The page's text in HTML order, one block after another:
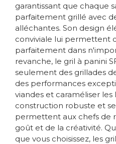
garantissant que chaque
parfaitement grillé avec
alléchantes. Son design
conviviale lui permettent
parfaitement dans
revanche, le gril à panini
seulement des grillades
des performances
viandes et caraméliser les
construction robuste et
permettent aux chefs de
goût et de la créativité.
que vous choisissez, les